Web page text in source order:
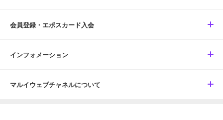
会員登録・エポスカード入会
インフォメーション
マルイウェブチャネルについて